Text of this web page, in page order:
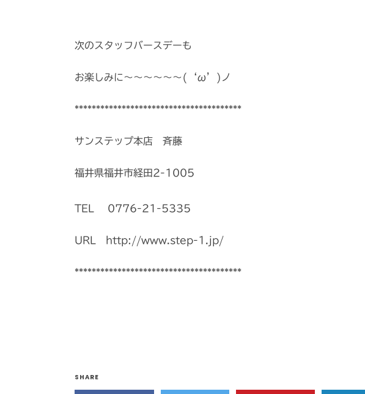
次のスタッフバースデーも
お楽しみに～～～～～～(‘ω’)ノ
***************************************
サンステップ本店 斉藤
福井県福井市経田2-1005
TEL 0776-21-5335
URL http://www.step-1.jp/
***************************************
SHARE